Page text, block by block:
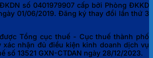
số 0401979907 cấp bởi Phòng ĐKKD
01/06/2019. Đăng ký thay đổi lần thứ 3
Tổng cục thuế - Cục thuế thành phố
xác nhận đủ điều kiện kinh doanh dịch vụ
số 13521 GXN-CTDAN ngày 28/12/2023.